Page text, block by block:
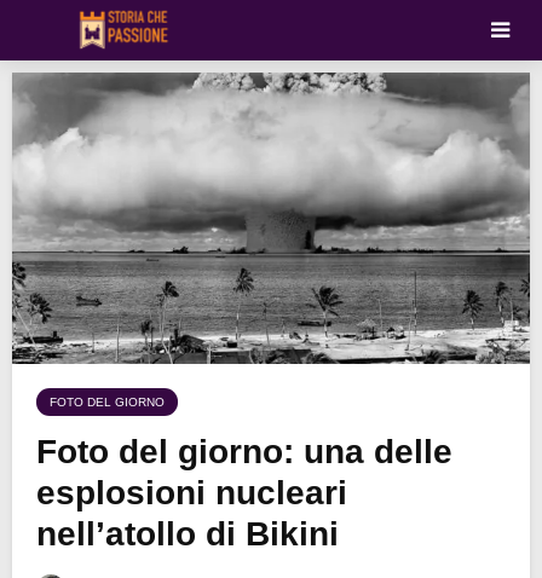
FOTO DEL GIORNO
Foto del giorno: una delle
esplosioni nucleari
nell’atollo di Bikini